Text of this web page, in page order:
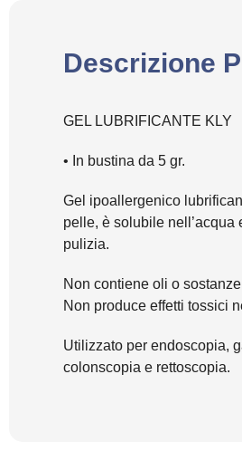
Descrizione
GEL LUBRIFICANTE KLY
• In bustina da 5 gr.
Gel ipoallergenico
pelle, è solubile nell’acqua
pulizia.
Non contiene oli o
Non produce effetti tossici
Utilizzato per endoscopia,
colonscopia e rettoscopia.